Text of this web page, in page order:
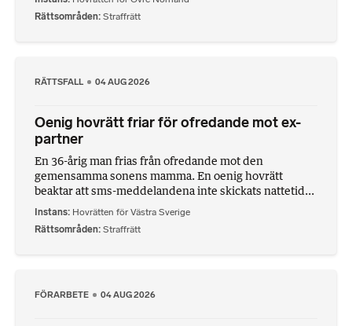
Rättsområden Straffrätt
RÄTTSFALL 04 AUG 2026
Oenig hovrätt friar för ofredande mot ex-
partner
En 36-årig man frias från ofredande mot den
gemensamma sonens mamma. En oenig hovrätt
beaktar att sms-meddelandena inte skickats nattetid...
Instans Hovrätten för Västra Sverige
Rättsområden Straffrätt
FÖRARBETE 04 AUG 2026